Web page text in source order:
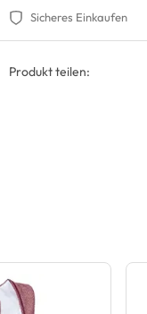
Sicheres Einkaufen
Produkt teilen: